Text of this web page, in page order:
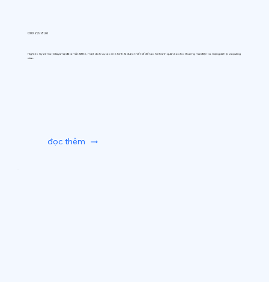
0:00 22/7/26
Hightec Systems (Okayama) đã ra mắt AIfitte, một dịch vụ tạo mô hình AI được thiết kế để tạo hình ảnh quần áo cho thương mại điện tử, mạng xã hội và quảng
cáo.
đọc thêm